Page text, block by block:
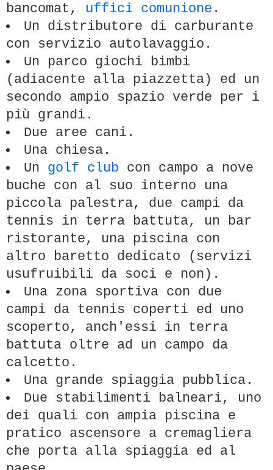
bancomat, uffici comunione .
Un distributore di carburante
con servizio autolavaggio.
Un parco giochi bimbi
(adiacente alla piazzetta) ed un
secondo ampio spazio verde per i
più grandi.
Due aree cani.
Una chiesa.
Un golf club con campo a nove
buche con al suo interno una
piccola palestra, due campi da
tennis in terra battuta, un bar
ristorante, una piscina con
altro baretto dedicato (servizi
usufruibili da soci e non).
Una zona sportiva con due
campi da tennis coperti ed uno
scoperto, anch'essi in terra
battuta oltre ad un campo da
calcetto.
Una grande spiaggia pubblica.
Due stabilimenti balneari, uno
dei quali con ampia piscina e
pratico ascensore a cremagliera
che porta alla spiaggia ed al